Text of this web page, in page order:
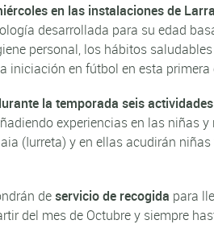
en las instalaciones de
desarrollada para su edad
personal, los hábitos
iniciación en fútbol en esta primera
la temporada seis actividades
experiencias en las niñas
(Iurreta) y en ellas acudirán
deservicio de recogida para
del mes de Octubre y siempre